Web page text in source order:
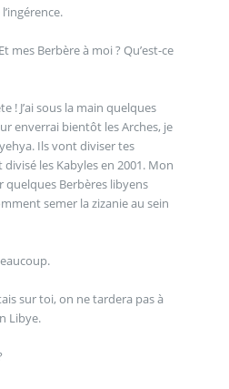
Et mes Berbère à moi ? Qu’est-ce
! J’ai sous la main quelques
enverrai bientôt les Arches, je
Ils vont diviser tes
les Kabyles en 2001. Mon
quelques Berbères libyens
semer la zizanie au sein
sur toi, on ne tardera pas à
Libye.